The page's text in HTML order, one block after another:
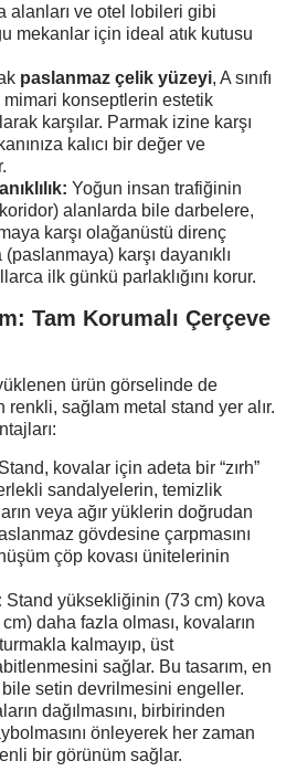
alanları ve otel lobileri gibi
mekanlar için ideal atık kutusu
paslanmaz çelik yüzeyi, A sınıfı
konseptlerin estetik
karşılar. Parmak izine karşı
kalıcı bir değer ve
Yoğun insan trafiğinin
alanlarda bile darbelere,
karşı olağanüstü direnç
karşı dayanıklı
ilk günkü parlaklığını korur.
Tam Korumalı Çerçeve
ürün görselinde de
renkli, sağlam metal stand yer alır.
Stand, kovalar için adeta bir “zırh”
sandalyelerin, temizlik
veya ağır yüklerin doğrudan
gövdesine çarpmasını
çöp kovası ünitelerinin
Stand yüksekliğinin (73 cm) kova
daha fazla olması, kovaların
kalmayıp, üst
sağlar. Bu tasarım, en
setin devrilmesini engeller.
dağılmasını, birbirinden
önleyerek her zaman
bir görünüm sağlar.